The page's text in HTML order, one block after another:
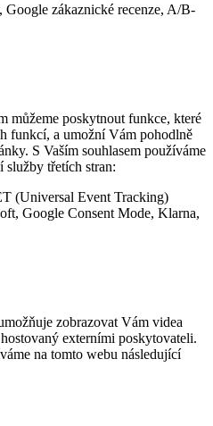
zákaznické recenze, A/B-
můžeme poskytnout funkce, které
funkcí, a umožní Vám pohodlně
S Vaším souhlasem používáme
služby třetích stran:
(Universal Event Tracking)
Google Consent Mode, Klarna,
zobrazovat Vám videa
externími poskytovateli.
na tomto webu následující